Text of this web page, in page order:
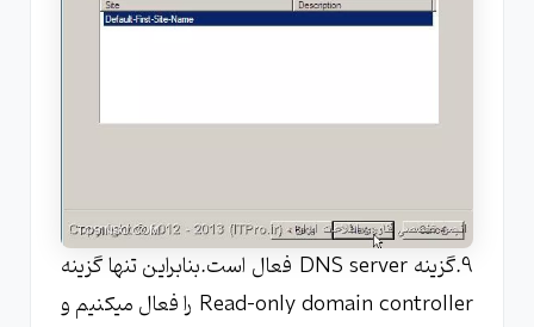
9.گزینه DNS server فعال است.بنابراین تنها گزینه
Read-only domain controller را فعال میکنیم و